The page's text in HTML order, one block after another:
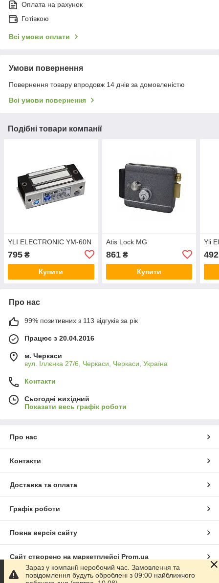
Оплата на рахунок
Готівкою
Всі умови оплати
Умови повернення
Повернення товару впродовж 14 днів за домовленістю
Всі умови повернення
Подібні товари компанії
YLI ELECTRONIC YM-60N
795 ₴
Купити
Atis Lock MG
861₴
Купити
Yli
492
Про нас
99% позитивних з 113 відгуків за рік
Працює з 20.04.2016
м. Черкаси
вул. Іллєнка 27/6, Черкаси, Черкаси, Україна
Контакти
Сьогодні вихідний
Показати весь графік роботи
Про нас
Контакти
Доставка та оплата
Графік роботи
Повна версія сайту
Сайт створено на маркетплейсі Prom.ua
Політика конфіденційності
Зараз у компанії неробочий час. Замовлення та
повідомлення будуть оброблені з 09:00 найближчого